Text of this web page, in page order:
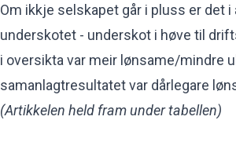
Om ikkje selskapet går i pluss er det
underskotet - underskot i høve til
i oversikta var meir lønsame/mindre
samanlagtresultatet var dårlegare
(Artikkelen held fram under tabellen)